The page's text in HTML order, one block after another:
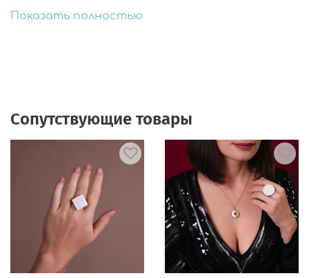
🎨Подарочная упаковка.
Показать полностью
Сопутствующие товары